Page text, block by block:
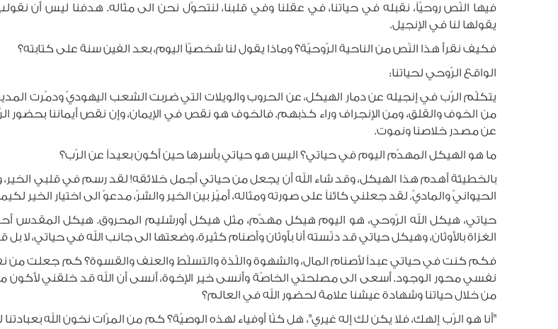
فيها النّص روحيّاً، نقبله في حياتنا، في عقلنا وفي قلبنا، لنتحوّل نحن الى مثاله. هدفنا ليس أن
يقولها لنا في الإنجيل.
فكيف نقرأ هذا النّص من الناحية الرّوحيّة؟ وماذا يقول لنا شخصيّاً اليوم، بعد الفين سنة على كتابته؟
الواقع الرّوحي لحياتنا:
يتكلّم الرّب في إنجيله عن دمار الهيكل، عن الحروب والويلات التي ضربت الشعب اليهوديّ ودمّرت
من الخوف والقلق، ومن الإنجراف وراء كذبهم. فالخوف هو نقص في الإيمان، وإن نقص أيماننا بحضور
عن مصدر خلاصنا ونموت.
ما هو الهيكل المهدّم اليوم في حياتي؟ اليس هو حياتي بأسرها حين أكون بعيداً عن الرّب؟
بالخطيئة أهدم هذا الهيكل، وقد شاء الله أن يجعل من حياتي أجمل خلائقه! لقد رسم في قلبي
الحيوانيّ والماديّ. لقد جعلني كائناً على صورته ومثاله، أميّز بين الخير والشرّ، مدعوّ الى اختيار الخير
حياتي، هيكل الله الرّوحي، هو اليوم هيكل مهدّم، مثل هيكل أورشليم المحروق. هيكل المقدس
الغزاة بالأوثان، وهيكل حياتي قد دنّسته أنا بأوثان وأصنام كثيرة، وضعتها الى جانب الله في حياتي، لا بل
فكم كنت في حياتي عبداً لأصنام المال، والشهوة واللّذة والتسلّط والعنف والقسوة؟ كم جعلت من
نفسي محور الوجود. أسعى الى مصلحتي الخاصّة وأنسى خير الإخوة، أنسى أن الله قد خلقني لأكون
من خلال حياتنا وشهادة عيشنا علامة لحضور الله في العالم؟
"أنا هو الرّب إلهك، فلا يكن لك إله غيري"، هل كنّا أوفياء لهذه الوصيّة؟ كم من المرّات نخون الله بعبادتنا